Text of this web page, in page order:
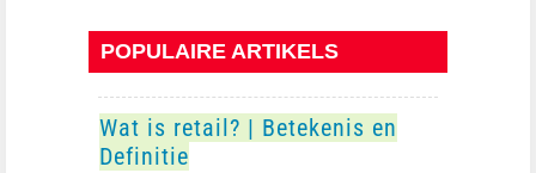
POPULAIRE ARTIKELS
Wat is retail? | Betekenis en
Definitie